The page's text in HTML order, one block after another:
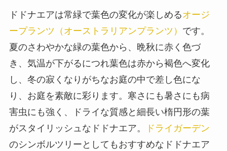
ドドナエアは常緑で葉色の変化が楽しめるオージ
ープランツ（オーストラリアンプランツ） です。
夏のさわやかな緑の葉色から、晩秋に赤く色づ
き、気温が下がるにつれ葉色は赤から褐色へ変化
し、冬の寂くなりがちなお庭の中で差し色にな
り、お庭を素敵に彩ります。寒さにも暑さにも病
害虫にも強く、ドライな質感と細長い楕円形の葉
がスタイリッシュなドドナエア。
ドライガーデン
のシンボルツリーとしてもおすすめなドドナエア